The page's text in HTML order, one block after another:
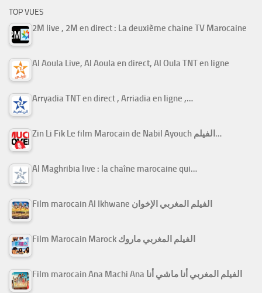
TOP VUES
2M live , 2M en direct : La deuxième chaine TV Marocaine
Al Aoula Live, Al Aoula en direct, Al Oula TNT en ligne
Arryadia TNT en direct , Arriadia en ligne ,…
Zin Li Fik Le film Marocain de Nabil Ayouch الفيلم…
Al Maghribia live : la chaîne marocaine qui…
Film marocain Al Ikhwane الفيلم المغربي الإخوان
Film Marocain Marock الفيلم المغربي ماروك
Film marocain Ana Machi Ana الفيلم المغربي أنا ماشي أنا